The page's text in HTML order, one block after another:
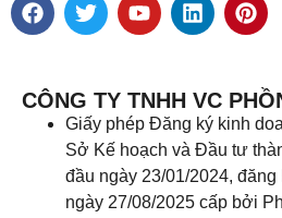
CÔNG TY TNHH VC
Giấy phép Đăng ký kinh
Sở Kế hoạch và Đầu tư
đầu ngày 23/01/2024,
ngày 27/08/2025 cấp bởi